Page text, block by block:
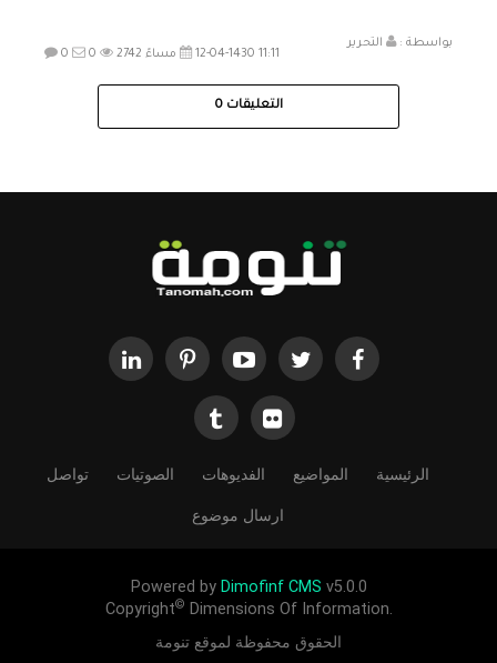
بواسطة :
التحرير
12-04-1430 11:11 مساءً
0 0 2742
التعليقات 0
الرئيسية المواضيع الفديوهات الصوتيات تواصل
ارسال موضوع
Powered by Dimofinf CMS v5.0.0
Copyright© Dimensions Of Information.
الحقوق محفوظة لموقع تنومة